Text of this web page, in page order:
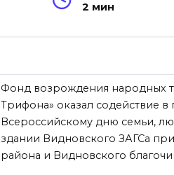
2 мин
Фонд возрождения народных
Трифона» оказал содействие
Всероссийскому дню семьи,
здании Видновского ЗАГСа
района и Видновского